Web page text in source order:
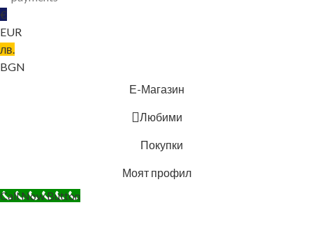
€
EUR
лв.
BGN
Е-Магазин
Любими
Покупки
Моят профил
Call Now Button